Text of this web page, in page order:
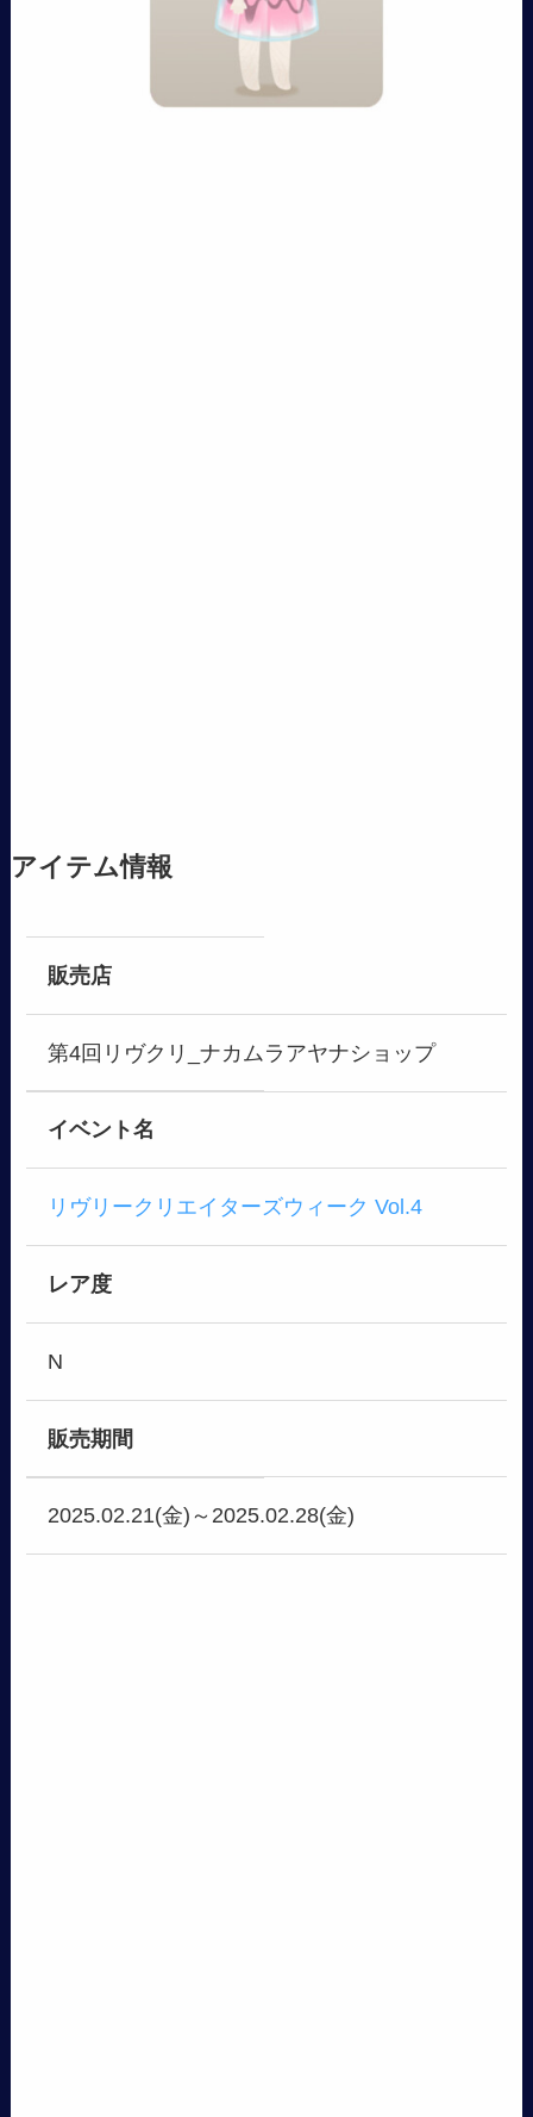
アイテム情報
販売店
第4回リヴクリ_ナカムラアヤナショップ
イベント名
リヴリークリエイターズウィーク Vol.4
レア度
N
販売期間
2025.02.21(金)～2025.02.28(金)